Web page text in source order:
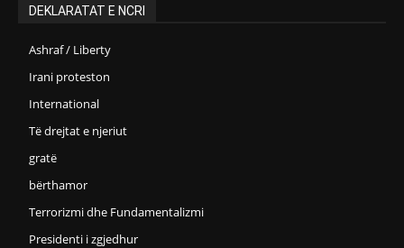
DEKLARATAT E NCRI
Ashraf / Liberty
Irani proteston
International
Të drejtat e njeriut
gratë
bërthamor
Terrorizmi dhe Fundamentalizmi
Presidenti i zgjedhur